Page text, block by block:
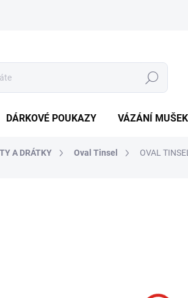
Hledat
DÁRKOVÉ POUKAZY VÁZÁNÍ MUŠEK
A DRÁTKY Oval Tinsel OVAL